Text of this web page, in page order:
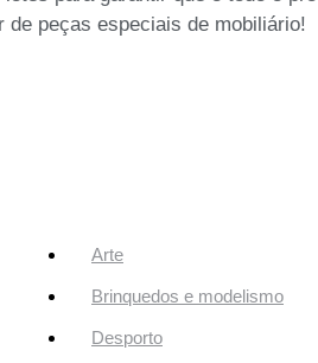
de peças especiais de mobiliário!
Arte
Brinquedos e modelismo
Desporto